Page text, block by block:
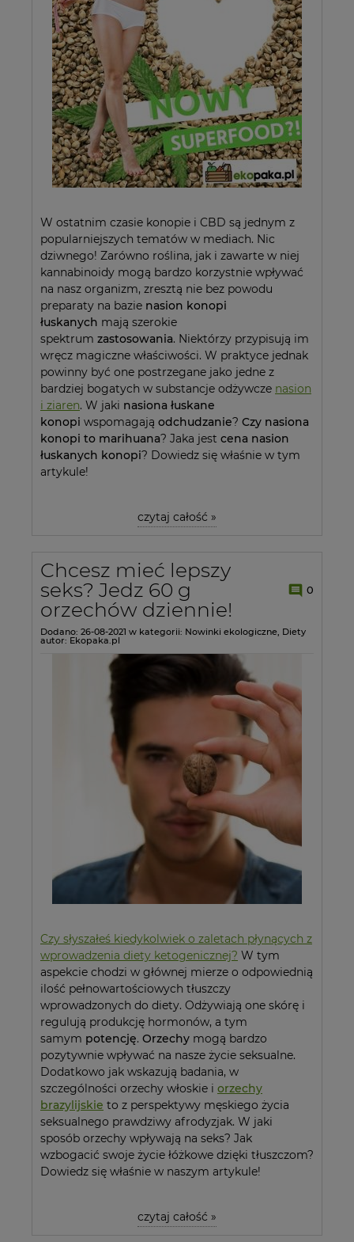
W ostatnim czasie konopie i CBD są jednym z
popularniejszych tematów w mediach. Nic
dziwnego! Zarówno roślina, jak i zawarte w niej
kannabinoidy mogą bardzo korzystnie wpływać
na nasz organizm, zresztą nie bez powodu
preparaty na bazie nasion konopi
łuskanych mają szerokie
spektrum zastosowania. Niektórzy przypisują im
wręcz magiczne właściwości. W praktyce jednak
powinny być one postrzegane jako jedne z
bardziej bogatych w substancje odżywcze nasion
i ziaren. W jaki nasiona łuskane
konopi wspomagają odchudzanie? Czy nasiona
konopi to marihuana? Jaka jest cena nasion
łuskanych konopi? Dowiedz się właśnie w tym
artykule!
czytaj całość »
Chcesz mieć lepszy
seks? Jedz 60 g
orzechów dziennie!
0
Dodano: 26-08-2021 w kategorii: Nowinki ekologiczne, Diety
autor: Ekopaka.pl
Czy słyszałeś kiedykolwiek o zaletach płynących z
wprowadzenia diety ketogenicznej? W tym
aspekcie chodzi w głównej mierze o odpowiednią
ilość pełnowartościowych tłuszczy
wprowadzonych do diety. Odżywiają one skórę i
regulują produkcję hormonów, a tym
samym potencję. Orzechy mogą bardzo
pozytywnie wpływać na nasze życie seksualne.
Dodatkowo jak wskazują badania, w
szczególności orzechy włoskie i orzechy
brazylijskie to z perspektywy męskiego życia
seksualnego prawdziwy afrodyzjak. W jaki
sposób orzechy wpływają na seks? Jak
wzbogacić swoje życie łóżkowe dzięki tłuszczom?
Dowiedz się właśnie w naszym artykule!
czytaj całość »